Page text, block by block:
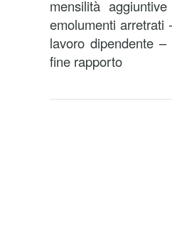
mensilità
emolumenti
lavoro dipendente
fine rapporto